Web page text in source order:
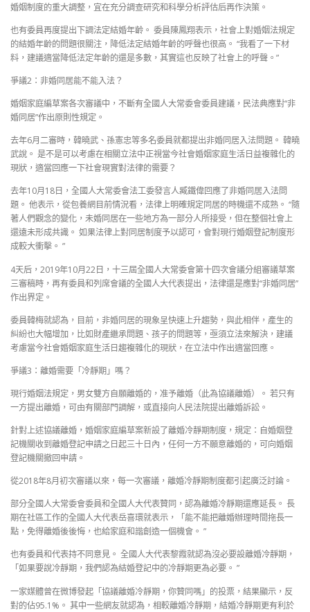
婚姻制度的重大調整，宜在充分調查研究和科學分析評估后再作決策。
也有委員再度提出下調法定結婚年齡。 委員陳鳳翔表示，社會上對婚姻法規定
的結婚年齡的問題很關注，降低法定結婚年齡的呼聲也很高。 “我看了一下材
料，建議適當降低法定年齡的還是多數，其實這也反映了社會上的呼聲。”
爭議2：非婚同居能不能入法？
婚姻家庭編草案各次審議中，不斷有全國人大常委會委員建議，民法典應對“非
婚同居”作出原則性規定。
去年6月二審時，韓曉武、孫憲忠等多名委員就都提出非婚同居入法問題。 韓曉
武說。 是不是可以考慮在相關立法中正視當今社會婚姻家庭生活日益複雜化的
現狀，適當回應一下社會現實對法律的需要？
去年10月18日，全國人大常委會法工委發言人臧鐵偉回應了非婚同居入法問
題。 他表示，從包養網目前情況看，法律上明確規定同居的時機還不成熟。 “隨
著人們觀念的變化，未婚同居在一些地方為一部分人所接受，但在整個社會上
還遠未形成共識。 如果法律上對同居制度予以認可，會對現行婚姻登記制度形
成較大衝擊。 ”
4天后，2019年10月22日，十三屆全國人大常委會第十四次會議分組審議草案
三審稿時，再有委員和列席會議的全國人大代表提出，法律還是應對“非婚同居”
作出界定。
委員韓梅就認為，目前，非婚同居的現象呈快速上升趨勢，與此相伴，產生的
糾紛也大幅增加，比如財產繼承問題、孩子的問題等，亟須立法來解決，建議
考慮當今社會婚姻家庭生活日趨複雜化的現狀，在立法中作出適當回應。
爭議3：離婚需要「冷靜期」嗎？
現行婚姻法規定，男女雙方自願離婚的，准予離婚（此為協議離婚）。 若只有
一方提出離婚，可由有關部門調解，或直接向人民法院提出離婚訴訟。
針對上述協議離婚，婚姻家庭編草案新設了離婚冷靜期制度，規定：自婚姻登
記機關收到離婚登記申請之日起三十日內，任何一方不願意離婚的，可向婚姻
登記機關撤回申請。
從2018年8月初次審議以來，每一次審議，離婚冷靜期制度都引起廣泛討論。
部分全國人大常委會委員和全國人大代表贊同，認為離婚冷靜期還應延長。 長
期在社區工作的全國人大代表岳喜環就表示，「能不能把離婚辦理時間拖長一
點，免得離婚後後悔，也給家庭和諧創造一個機會。 ”
也有委員和代表持不同意見。 全國人大代表黎霞就認為沒必要設離婚冷靜期，
「如果要說冷靜期，我們認為結婚登記中的冷靜期更為必要。 ”
一家媒體曾在微博發起「協議離婚冷靜期，你贊同嗎」的投票，結果顯示，反
對的佔95.1%。 其中一些網友就認為，相較離婚冷靜期，結婚冷靜期更有利於